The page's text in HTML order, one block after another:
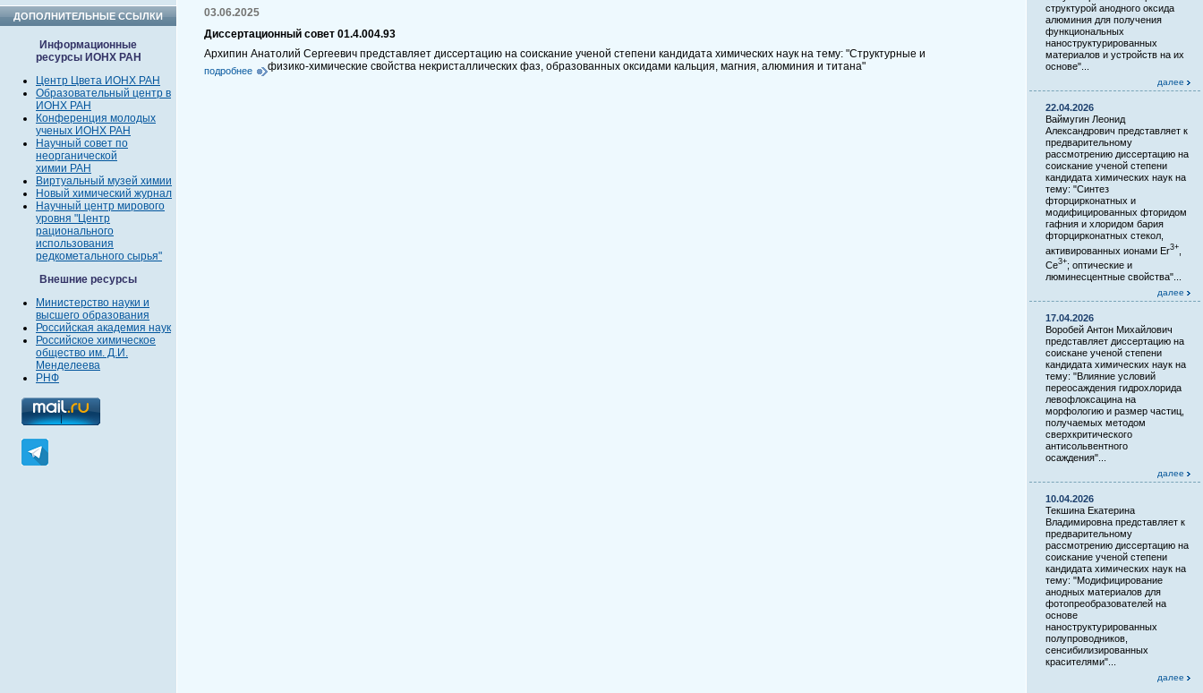
ДОПОЛНИТЕЛЬНЫЕ ССЫЛКИ
Информационные
ресурсы ИОНХ РАН
Центр Цвета ИОНХ РАН
Образовательный центр в
ИОНХ РАН
Конференция молодых
ученых ИОНХ РАН
Научный совет по
неорганической
химии РАН
Виртуальный музей химии
Новый химический журнал
Научный центр мирового
уровня "Центр
рационального
использования
редкометального сырья"
Внешние ресурсы
Министерство науки и
высшего образования
Российская академия наук
Российское химическое
общество им. Д.И.
Менделеева
РНФ
03.06.2025
Диссертационный совет 01.4.004.93
Архипин Анатолий Сергеевич представляет диссертацию на соискание ученой степени кандидата химических наук на тему: "Структурные и
физико-химические свойства некристаллических фаз, образованных оксидами кальция, магния, алюминия и титана"
подробнее
структурой анодного оксида
алюминия для получения
функциональных
наноструктурированных
материалов и устройств на их
основе"...
далее
22.04.2026
Ваймугин Леонид
Александрович представляет к
предварительному
рассмотрению диссертацию на
соискание ученой степени
кандидата химических наук на
тему: "Синтез
фторцирконатных и
модифицированных фторидом
гафния и хлоридом бария
фторцирконатных стекол,
активированных ионами Er3+
Ce3+; оптические и
люминесцентные свойства"...
далее
17.04.2026
Воробей Антон Михайлович
представляет диссертацию на
соискане ученой степени
кандидата химических наук на
тему: "Влияние условий
переосаждения гидрохлорида
левофлоксацина на
морфологию и размер частиц,
получаемых методом
сверхкритического
антисольвентного
осаждения"...
далее
10.04.2026
Текшина Екатерина
Владимировна представляет к
предварительному
рассмотрению диссертацию на
соискание ученой степени
кандидата химических наук на
тему: "Модифицирование
анодных материалов для
фотопреобразователей на
основе
наноструктурированных
полупроводников,
сенсибилизированных
красителями"...
далее